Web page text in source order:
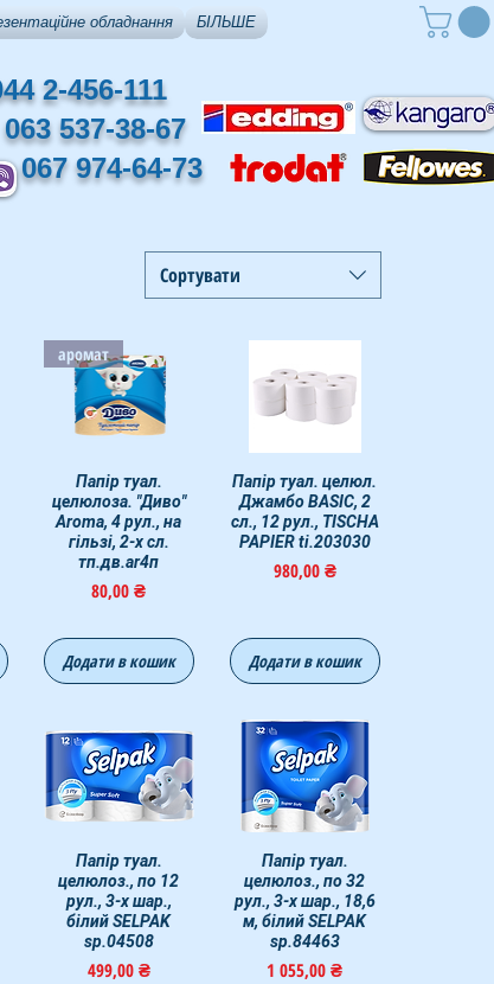
обладнання БІЛЬШЕ
2-456-111
063 537-38-67
974-64-73
Сортувати
Быстрый просмотр
аромат
Папір туал.
целюлоза. "Диво"
Aroma, 4 рул., на
гільзі, 2-х сл.
тп.дв.ar4п
Цена
80,00 ₴
Додати в кошик
Быстрый просмотр
Папір туал. целюл.
Джамбо BASIC, 2
сл., 12 рул., TISCHA
PAPIER ti.203030
Цена
980,00 ₴
Додати в кошик
Быстрый просмотр
Папір туал.
целюлоз., по 12
рул., 3-х шар.,
білий SELPAK
sp.04508
Цена
499,00 ₴
Быстрый просмотр
Папір туал.
целюлоз., по 32
рул., 3-х шар., 18,6
м, білий SELPAK
sp.84463
Цена
1 055,00 ₴